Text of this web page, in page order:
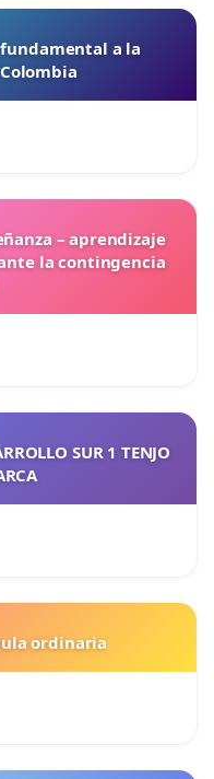
a la
– aprendizaje
la contingencia
SUR 1 TENJO
ordinaria